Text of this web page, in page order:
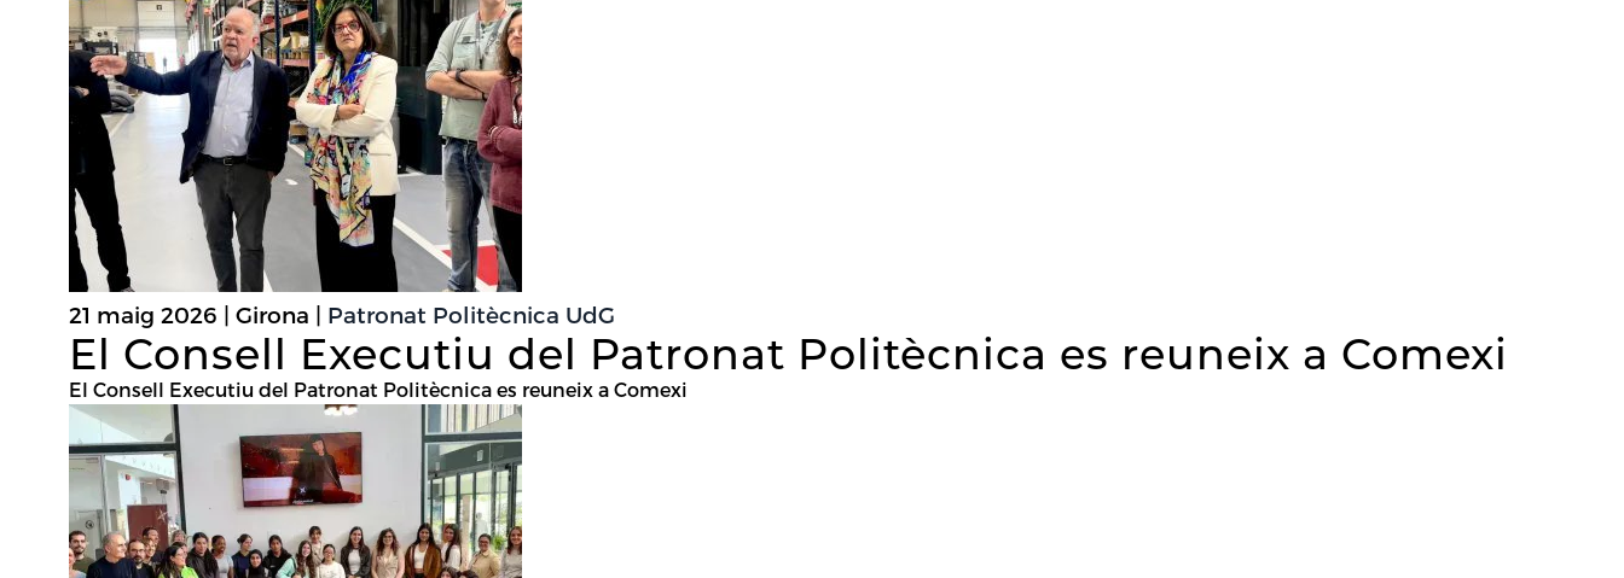
21 maig 2026 | Girona | Patronat Politècnica UdG
El Consell Executiu del Patronat Politècnica es reuneix a Comexi
El Consell Executiu del Patronat Politècnica es reuneix a Comexi